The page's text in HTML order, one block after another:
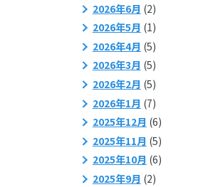
2026年6月 (2)
2026年5月 (1)
2026年4月 (5)
2026年3月 (5)
2026年2月 (5)
2026年1月 (7)
2025年12月 (6)
2025年11月 (5)
2025年10月 (6)
2025年9月 (2)